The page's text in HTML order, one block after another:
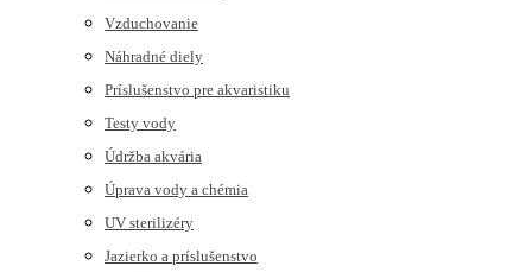
Vzduchovanie
Náhradné diely
Príslušenstvo pre akvaristiku
Testy vody
Údržba akvária
Úprava vody a chémia
UV sterilizéry
Jazierko a príslušenstvo